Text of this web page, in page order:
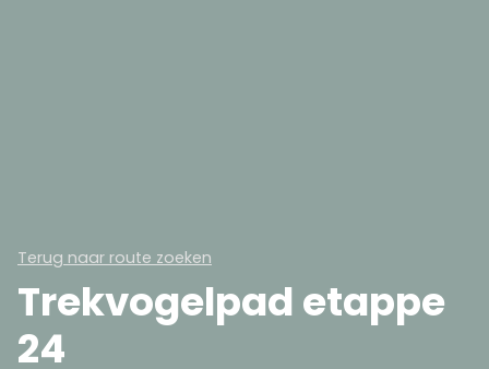
Terug naar route zoeken
Trekvogelpad etappe
24